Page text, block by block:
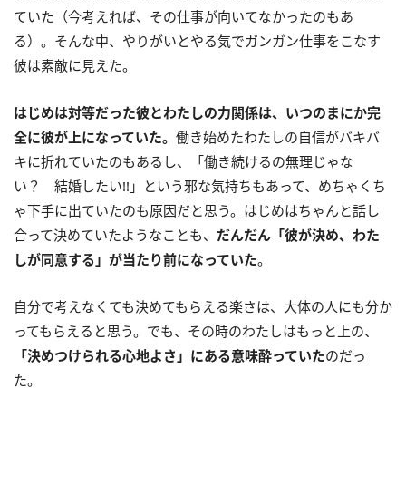
ていた（今考えれば、その仕事が向いてなかったのもあ
る）。そんな中、やりがいとやる気でガンガン仕事をこなす
彼は素敵に見えた。
はじめは対等だった彼とわたしの力関係は、いつのまにか完
全に彼が上になっていた。 働き始めたわたしの自信がバキバ
キに折れていたのもあるし、「働き続けるの無理じゃな
い？ 結婚したい!!」という邪な気持ちもあって、めちゃくち
ゃ下手に出ていたのも原因だと思う。はじめはちゃんと話し
合って決めていたようなことも、 だんだん「彼が決め、わた
しが同意する」が当たり前になっていた。
自分で考えなくても決めてもらえる楽さは、大体の人にも分か
ってもらえると思う。でも、その時のわたしはもっと上の、
「決めつけられる心地よさ」にある意味酔っていたのだっ
た。